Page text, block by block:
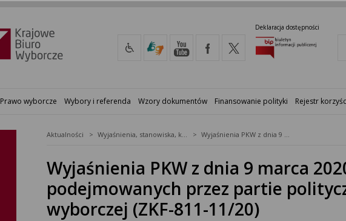
Deklaracja dostępności
Prawo wyborcze Wybory i referenda Wzory dokumentów Finansowanie polityki Rejestr
Aktualności
Wyjaśnienia PKW z dnia 9 marca
podejmowanych przez partie
wyborczej (ZKF-811-11/20)